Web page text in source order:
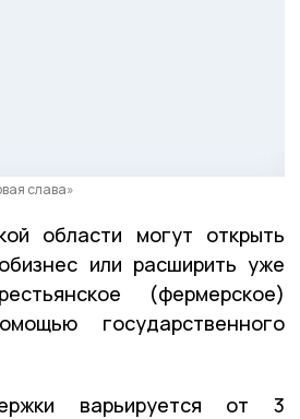
слава»
области могут открыть
или расширить уже
(фермерское)
государственного
варьируется от 3